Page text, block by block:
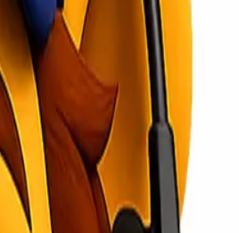
ini dirancang untuk memudahkan
yang cepat dan praktis bagi
adalah detail promo hemat yang